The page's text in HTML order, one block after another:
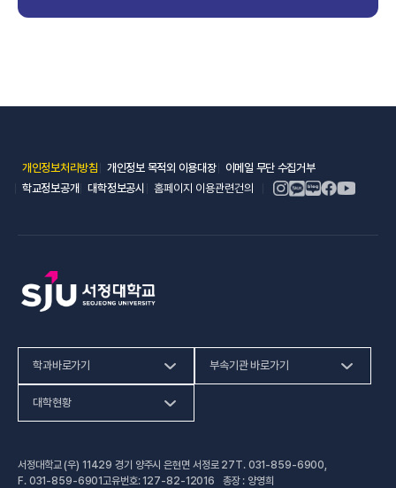
개인정보처리방침(새 창 열림)
개인정보 목적외 이용대장(새 창 열림)
이메일 무단 수집거부(새 창 열림)
학교정보공개(새 창 열림)
대학정보공시(새 창 열림)
홈페이지 이용관련건의
학과바로가기
인문사회계열
공학계열
부속기관 바로가기
건강증진센터(새 창 열림)
대학현황
대학정보공시(새 창 열림)
서정대학교 (우) 11429 경기 양주시 은현면 서정로 27T. 031-859-6900
F. 031-859-6901고유번호: 127-82-12016 총장 : 양영희